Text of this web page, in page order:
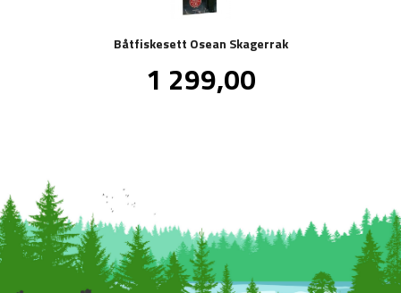
Båtfiskesett Osean Skagerrak
Pris
1 299,00mva.